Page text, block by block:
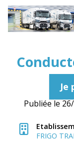
Je
Publiée le
FRIGO